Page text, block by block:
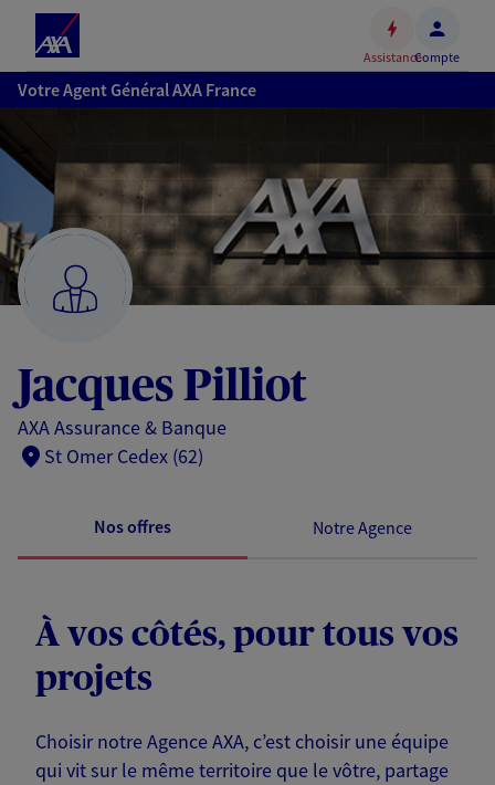
Accéder
au
Accéder
au
pied
de
page
AssistanceCompte
Votre Agent Général AXA France
Jacques Pilliot
AXA Assurance & Banque
St Omer Cedex (62)
Nos offres Notre Agence
À vos côtés, pour tous vos
projets
Choisir notre Agence AXA, c’est choisir une équipe
qui vit sur le même territoire que le vôtre, partage